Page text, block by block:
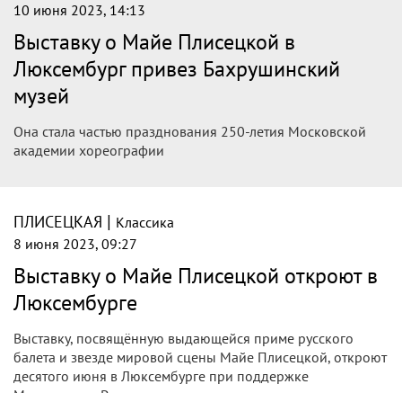
10 июня 2023, 14:13
Выставку о Майе Плисецкой в
Люксембург привез Бахрушинский
музей
Она стала частью празднования 250-летия Московской
академии хореографии
ПЛИСЕЦКАЯ | Классика
8 июня 2023, 09:27
Выставку о Майе Плисецкой откроют в
Люксембурге
Выставку, посвящённую выдающейся приме русского
балета и звезде мировой сцены Майе Плисецкой, откроют
десятого июня в Люксембурге при поддержке